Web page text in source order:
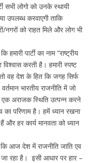
सभी लोगो को उनके स्थायी
उपलब्ध करवाएगी ताकि
को राहत मिले और लोग भी
हमारी पार्टी का नाम “राष्ट्रीय
विश्वास करती है। हमारी स्पष्ट
वह देश के हित कि जगह सिर्फ
भारतीय राजनीति में जो
एक अराजक स्थिति उत्पन्न करने
का परिणाम है। हमें ध्यान रखना
हर कार्य मानवता को ध्यान
कि आज देश में राजनीति जाति एव
रहा है। इसी आधार पर हार –